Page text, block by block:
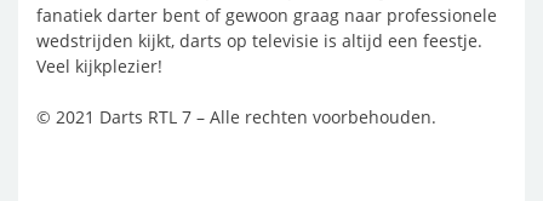
fanatiek darter bent of gewoon graag naar professionele
wedstrijden kijkt, darts op televisie is altijd een feestje.
Veel kijkplezier!
© 2021 Darts RTL 7 – Alle rechten voorbehouden.